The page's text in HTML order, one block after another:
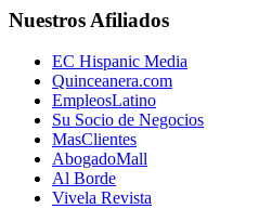
Nuestros Afiliados
EC Hispanic Media
Quinceanera.com
EmpleosLatino
Su Socio de Negocios
MasClientes
AbogadoMall
Al Borde
Vivela Revista